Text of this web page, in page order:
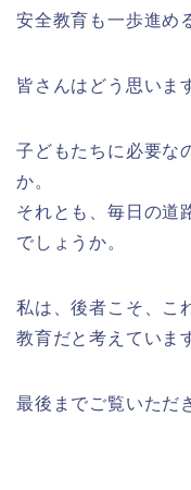
安全教育も一歩進め
皆さんはどう思いま
子どもたちに必要な
か。
それとも、毎日の道
でしょうか。
私は、後者こそ、こ
教育だと考えていま
最後までご覧いただ